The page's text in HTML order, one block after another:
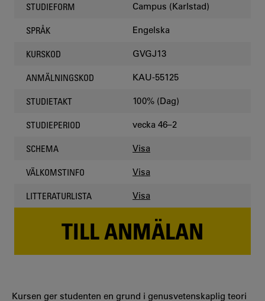
STUDIEFORM Campus (Karlstad)
SPRÅK Engelska
KURSKOD GVGJ13
ANMÄLNINGSKOD KAU-55125
STUDIETAKT 100% (Dag)
STUDIEPERIOD vecka 46–2
SCHEMA Visa
VÄLKOMSTINFO Visa
LITTERATURLISTA Visa
TILL ANMÄLAN
Kursen ger studenten en grund i genusvetenskaplig teori